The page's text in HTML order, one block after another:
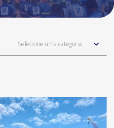
Selecione uma categoria